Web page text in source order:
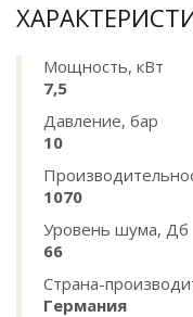
Мощность, кВт
7,5
Давление, бар
10
1070
Уровень шума, Дб
66
Страна-
Германия